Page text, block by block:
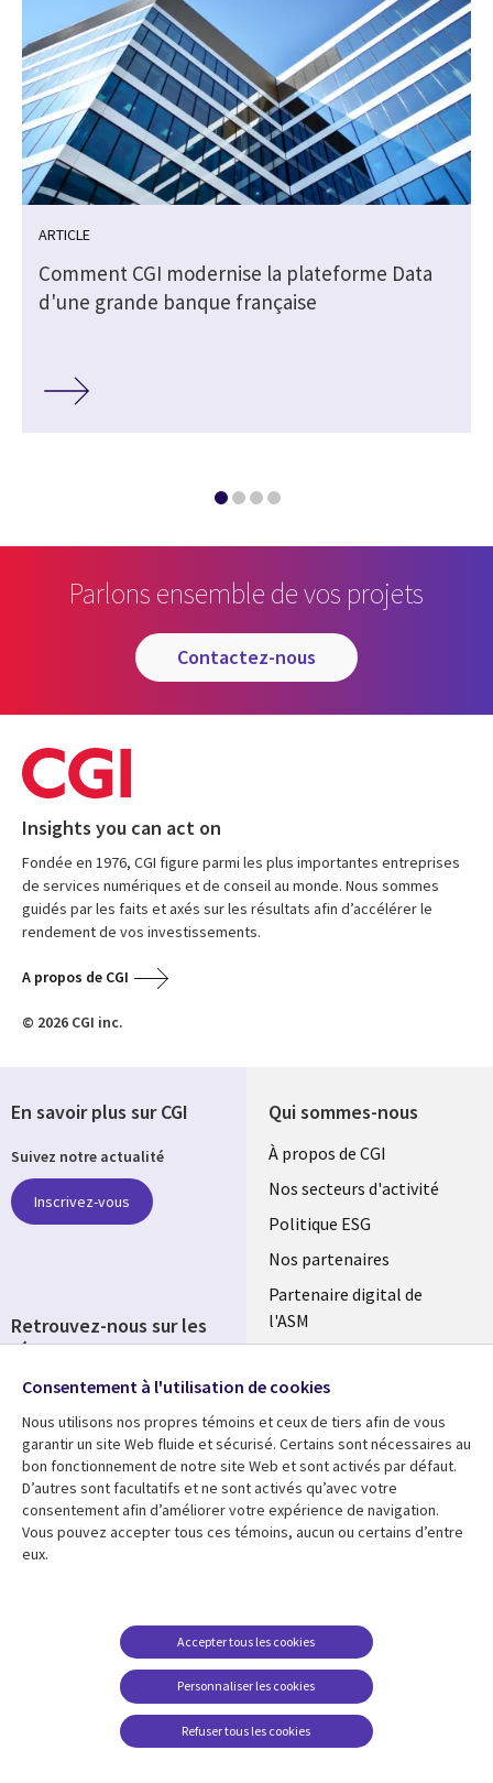
ARTICLE
Comment CGI modernise la plateforme Data
d'une grande banque française
Parlons ensemble de vos projets
contactez-nous
Insights you can act on
Fondée en 1976, CGI figure parmi les plus importantes entreprises
de services numériques et de conseil au monde. Nous sommes
guidés par les faits et axés sur les résultats afin d’accélérer le
rendement de vos investissements.
A propos de CGI
© 2026 CGI inc.
Qui sommes-nous
Useful
links
FRANCE
À propos de CGI
Nos secteurs d'activité
Politique ESG
Nos partenaires
Partenaire digital de
l'ASM
Fusions
Ressources
Library
Links
Articles
Blog
Support
Legal
Accessibilité
conditions juridiques
FAQ Carrières
Centre de gestion des
témoins
En savoir plus sur CGI
Suivez notre actualité
Inscrivez-vous
Retrouvez-nous sur les
réseaux
Social
Media
FRANCE
Consentement à l'utilisation de cookies
Nous utilisons nos propres témoins et ceux de tiers afin de vous
garantir un site Web fluide et sécurisé. Certains sont nécessaires au
bon fonctionnement de notre site Web et sont activés par défaut.
D’autres sont facultatifs et ne sont activés qu’avec votre
consentement afin d’améliorer votre expérience de navigation.
Vous pouvez accepter tous ces témoins, aucun ou certains d’entre
eux.
Personnaliser les cookies
Accepter tous les cookies
Refuser tous les cookies